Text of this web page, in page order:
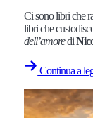
Ci sono libri che
libri che
dell’amoredi
Continua a